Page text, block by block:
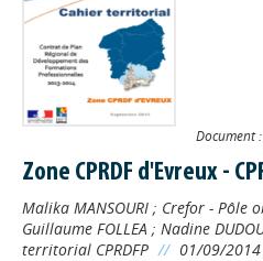
Document
Zone CPRDF d'Evreux -
Malika MANSOURI ; Crefor - Pôle
Guillaume FOLLEA ; Nadine
territorial CPRDFP // 01/09/2014